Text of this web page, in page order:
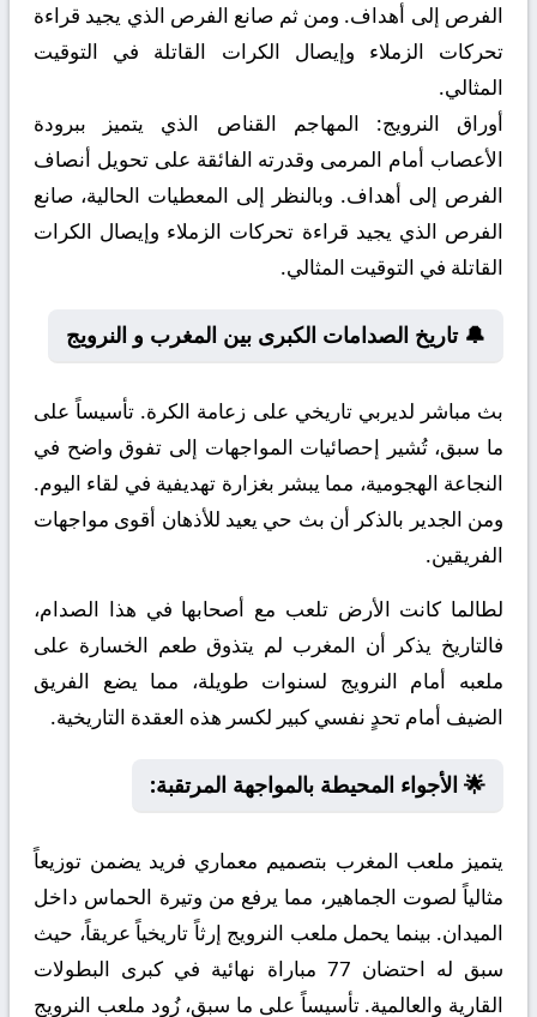
الفرص إلى أهداف. ومن ثم صانع الفرص الذي يجيد قراءة
تحركات الزملاء وإيصال الكرات القاتلة في التوقيت
المثالي.
أوراق النرويج: المهاجم القناص الذي يتميز ببرودة
الأعصاب أمام المرمى وقدرته الفائقة على تحويل أنصاف
الفرص إلى أهداف. وبالنظر إلى المعطيات الحالية، صانع
الفرص الذي يجيد قراءة تحركات الزملاء وإيصال الكرات
القاتلة في التوقيت المثالي.
🔔 تاريخ الصدامات الكبرى بين المغرب و النرويج
بث مباشر لديربي تاريخي على زعامة الكرة. تأسيساً على
ما سبق، تُشير إحصائيات المواجهات إلى تفوق واضح في
النجاعة الهجومية، مما يبشر بغزارة تهديفية في لقاء اليوم.
ومن الجدير بالذكر أن بث حي يعيد للأذهان أقوى مواجهات
الفريقين.
لطالما كانت الأرض تلعب مع أصحابها في هذا الصدام،
فالتاريخ يذكر أن المغرب لم يتذوق طعم الخسارة على
ملعبه أمام النرويج لسنوات طويلة، مما يضع الفريق
الضيف أمام تحدٍ نفسي كبير لكسر هذه العقدة التاريخية.
🌟 الأجواء المحيطة بالمواجهة المرتقبة:
يتميز ملعب المغرب بتصميم معماري فريد يضمن توزيعاً
مثالياً لصوت الجماهير، مما يرفع من وتيرة الحماس داخل
الميدان. بينما يحمل ملعب النرويج إرثاً تاريخياً عريقاً، حيث
سبق له احتضان 77 مباراة نهائية في كبرى البطولات
القارية والعالمية. تأسيساً على ما سبق، زُود ملعب النرويج